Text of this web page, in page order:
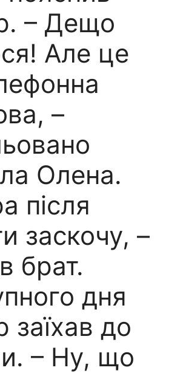
– Дещо
Але це
–
Олена.
після
заскочу, –
брат.
дня
заїхав до
– Ну, що